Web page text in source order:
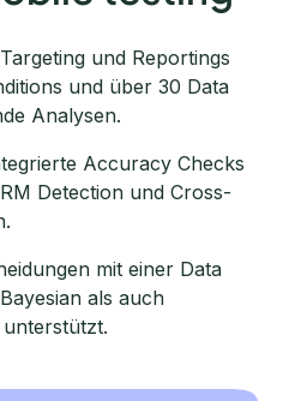
und Reportings
und über 30 Data
Analysen.
Accuracy Checks
Detection und Cross-
mit einer Data
als auch